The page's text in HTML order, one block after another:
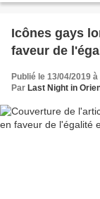
Icônes gays
faveur de
Publié le 13/04/2019
Par Last Night in